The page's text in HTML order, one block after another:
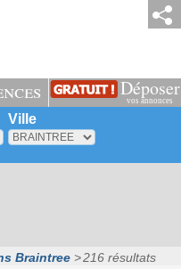
Déposer
vos annonces
Ville
Braintree 216 résultats